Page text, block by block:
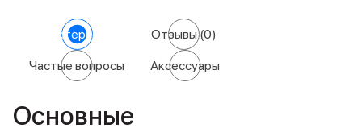
Характеристики Отзывы(0)
Частые вопросы Аксессуары
Основные